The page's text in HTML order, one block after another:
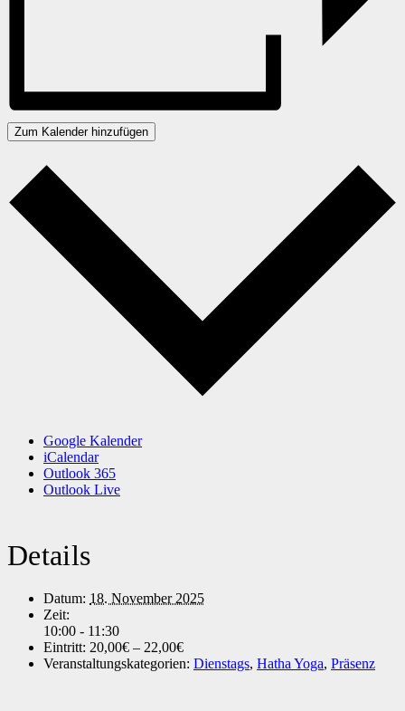
Zum Kalender hinzufügen
Google Kalender
iCalendar
Outlook 365
Outlook Live
Details
Datum: 18. November 2025
Zeit:
10:00 - 11:30
Eintritt: 20,00€ – 22,00€
Veranstaltungskategorien: Dienstags, Hatha Yoga, Präsenz